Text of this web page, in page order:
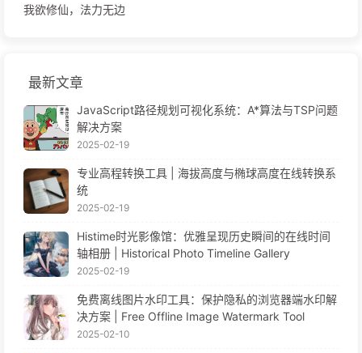
我欲修仙，法力无边
最新文章
JavaScript路径规划可视化系统：A*算法与TSP问题
解决方案
2025-02-19
专业高程转换工具 | 海拔高度与椭球高度在线转换系
统
2025-02-19
Histime时光影像馆：优雅呈现历史瞬间的在线时间
轴相册 | Historical Photo Timeline Gallery
2025-02-19
免费离线图片水印工具：保护隐私的浏览器端水印解
决方案 | Free Offline Image Watermark Tool
2025-02-10